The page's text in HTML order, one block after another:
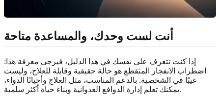
أنت لست وحدك، والمساعدة متاحة
إذا كنت تتعرف على نفسك في هذا الدليل، فيرجى معرفة هذا:
اضطراب الانفجار المتقطع هو حالة حقيقية وقابلة للعلاج، وليست
عيبًا في الشخصية. بالدعم المناسب، مثل العلاج وأحيانًا الدواء،
يمكنك تعلم إدارة الدوافع العدوانية وبناء حياة أكثر سلمية.